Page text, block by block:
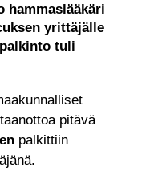
hammaslääkäri
yrittäjälle
tuli
pitävä
palkittiin